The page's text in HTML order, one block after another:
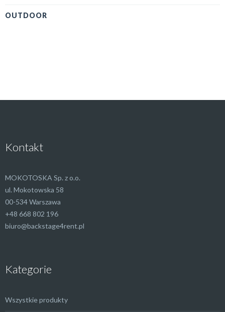
OUTDOOR
Kontakt
MOKOTOSKA Sp. z o.o.
ul. Mokotowska 58
00-534 Warszawa
+48 668 802 196
biuro@backstage4rent.pl
Kategorie
Wszystkie produkty